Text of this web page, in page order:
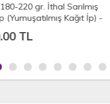
İthal Sarılmış
Kağıt İp) -